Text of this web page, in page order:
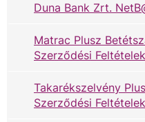
Duna Bank Zrt.
Matrac Plusz
Szerződési Feltételek
Takarékszelvény
Szerződési Feltételek